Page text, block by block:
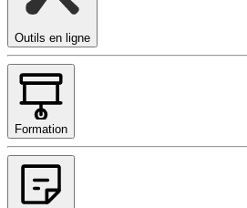
Outils en ligne
Formation